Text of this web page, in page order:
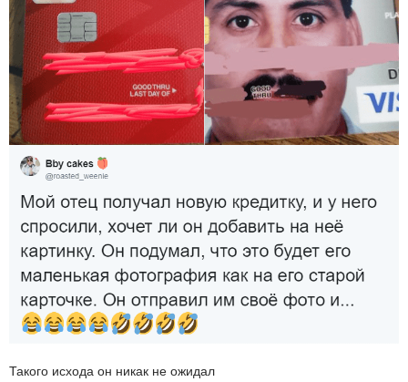
Такого исхода он никак не ожидал